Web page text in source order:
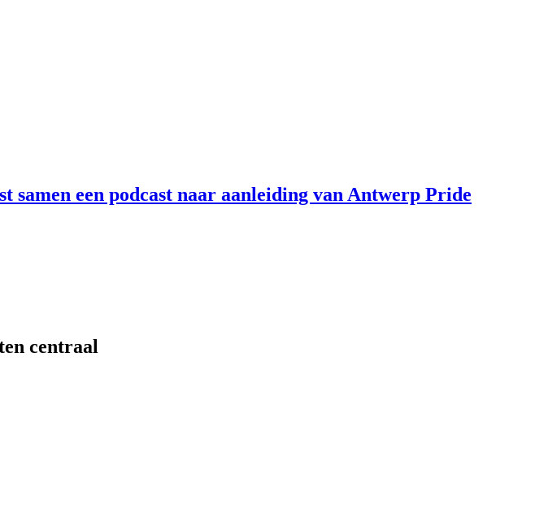
een podcast naar aanleiding van Antwerp Pride
centraal